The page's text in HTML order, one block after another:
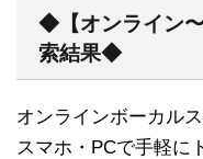
◆【オンライン
索結果◆
オンラインボーカル
スマホ・PCで手軽に